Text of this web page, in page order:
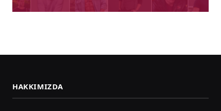
HAKKIMIZDA